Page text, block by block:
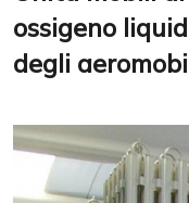
ossigeno
degli